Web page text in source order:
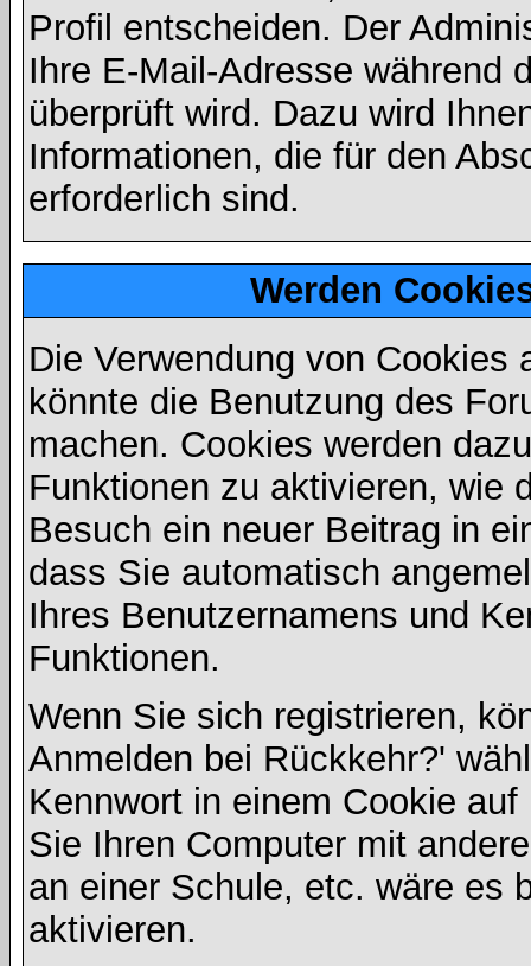
Profil entscheiden. Der
Ihre E-Mail-Adresse während
überprüft wird. Dazu wird
Informationen, die für den
erforderlich sind.
Werden
Die Verwendung von
könnte die Benutzung des
machen. Cookies werden
Funktionen zu aktivieren, wie
Besuch ein neuer Beitrag in
dass Sie automatisch
Ihres Benutzernamens und
Funktionen.
Wenn Sie sich registrieren,
Anmelden bei Rückkehr?'
Kennwort in einem Cookie
Sie Ihren Computer mit
an einer Schule, etc. wäre es
aktivieren.